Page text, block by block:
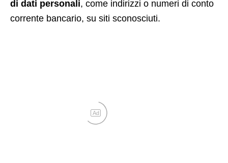
di dati personali, come indirizzi o numeri di conto
corrente bancario, su siti sconosciuti.
Ad